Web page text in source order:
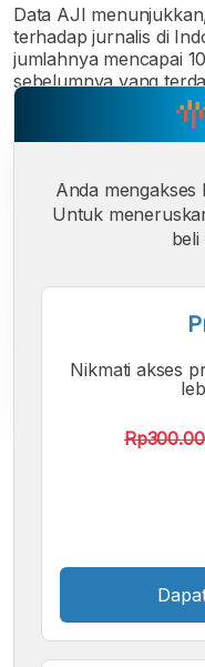
Data AJI
terhadap jurnalis di
jumlahnya mencapai
sebelumnya yang
A
Anda mengakses
Untuk
Nikmati akses